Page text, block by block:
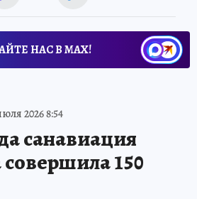
НАС В МАХ!
2026 8:54
санавиация
150